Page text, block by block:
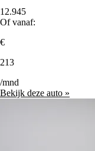
12.945
Of vanaf:
€
213
/mnd
Bekijk deze auto »